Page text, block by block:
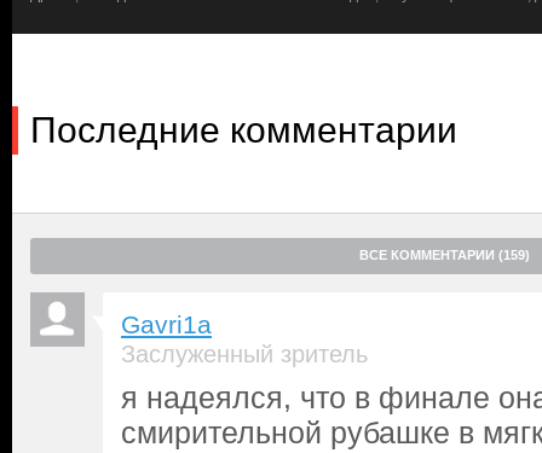
спасти человечество, он подговаривает простодушного кузена
выливающаяся во вспышки насилия. Сможет ли
Последние комментарии
ВСЕ КОММЕНТАРИИ (159)
Gavri1a
Заслуженный зритель
я надеялся, что в финале
смирительной рубашке в